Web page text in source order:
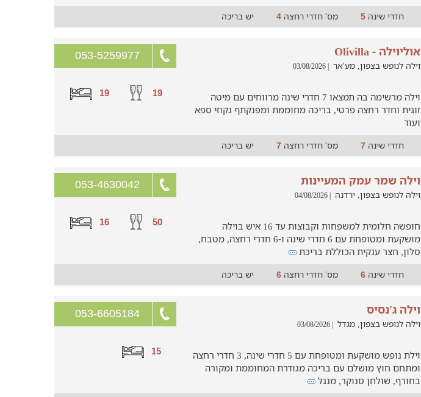
חדרי שינה5 מס' חדרי רחצה4 יש בריכה
053-5259977
19
19
אוליוילה - Olivilla
וילה לנופש בצפון, מע'אר | 03/08/2026
וילה מרשימה בה תמצאו 7 חדרי שינה מרווחים עם מיטה
זוגית וחדר רחצה פרטי, בריכה מחוממת ומפנקתף גקוזי ספא
ועוד
חדרי שינה7 מס' חדרי רחצה7 יש בריכה
053-4630042
50
16
וילה שמר עמק המעיינות
וילה לנופש בצפון, ירדנה | 04/08/2026
חופשה חלומית למשפחות וקבוצות עד 16 איש בוילה
מושקעת ומטופחת עם 6 חדרי שינה ו-6 חדרי רחצה, מטבח,
סלון, חצר ענקית הכוללת בריכת
חדרי שינה6 מס' חדרי רחצה6 יש בריכה
053-6605184
15
וילה ג'נסיס
וילה לנופש בצפון, מגדל | 03/08/2026
וילת נופש מושקעת ומטופחת עם 5 חדרי שינה, 3 חדרי רחצה
ומתחם חוץ מושלם עם בריכה מגודרת המחוממת ומקורה
בחורף, שולחן סנוקר, מנגל